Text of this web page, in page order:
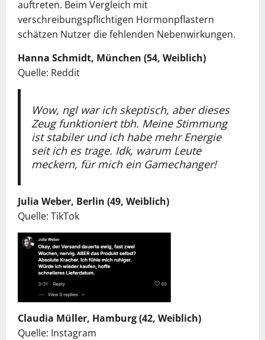
auftreten. Beim Vergleich mit
verschreibungspflichtigen Hormonpflastern
schätzen Nutzer die fehlenden Nebenwirkungen.
Hanna Schmidt, München (54, Weiblich)
Quelle: Reddit
Wow, ngl war ich skeptisch, aber dieses
Zeug funktioniert tbh. Meine Stimmung
ist stabiler und ich habe mehr Energie
seit ich es trage. Idk, warum Leute
meckern, für mich ein Gamechanger!
Julia Weber, Berlin (49, Weiblich)
Quelle: TikTok
Claudia Müller, Hamburg (42, Weiblich)
Quelle: Instagram